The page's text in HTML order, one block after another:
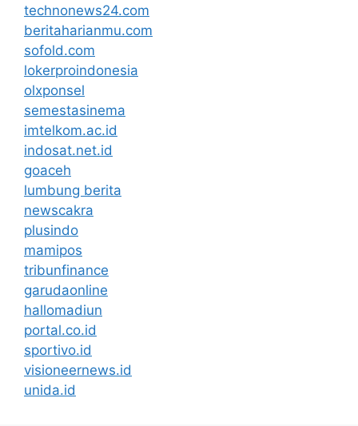
technonews24.com
beritaharianmu.com
sofold.com
lokerproindonesia
olxponsel
semestasinema
imtelkom.ac.id
indosat.net.id
goaceh
lumbung berita
newscakra
plusindo
mamipos
tribunfinance
garudaonline
hallomadiun
portal.co.id
sportivo.id
visioneernews.id
unida.id